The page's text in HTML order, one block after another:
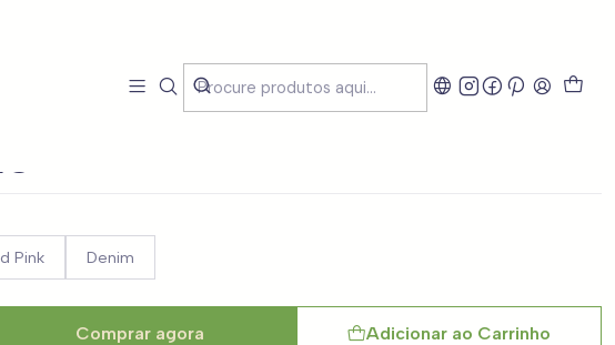
SmartEve Vintage - 3
Pink Denim
Adicionar ao Carrinho
Comprar agora